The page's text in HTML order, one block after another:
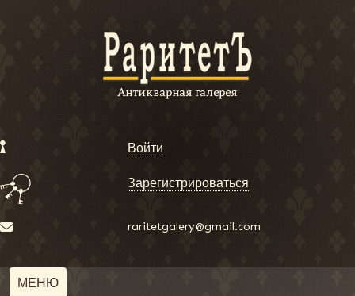
Войти
Зарегистрироваться
raritetgalery@gmail.com
МЕНЮ